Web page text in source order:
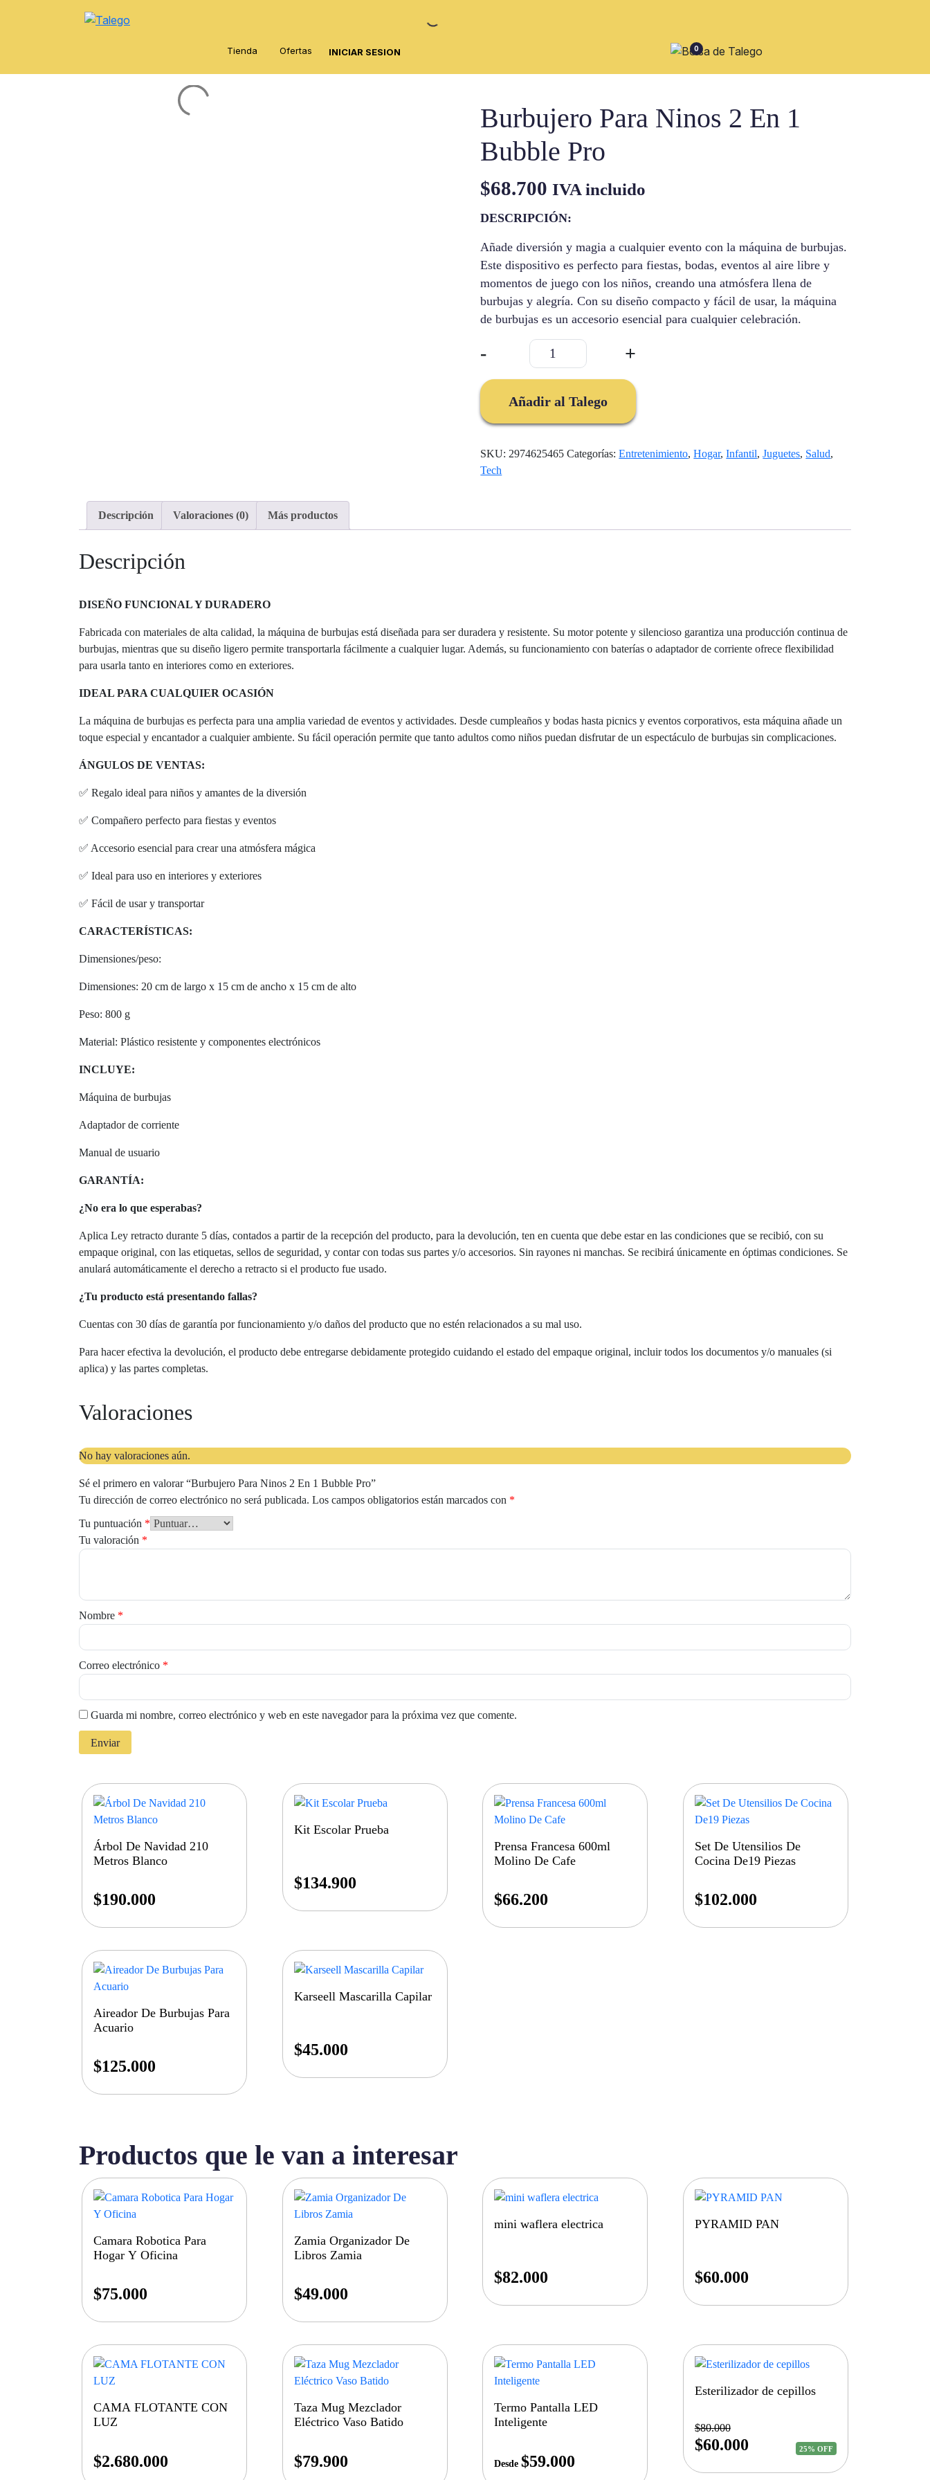
Tienda Ofertas INICIAR SESION 0
Burbujero Para Ninos 2 En 1
Bubble Pro
$68.700 IVA incluido
DESCRIPCIÓN:
Añade diversión y magia a cualquier evento con la máquina de burbujas.
Este dispositivo es perfecto para fiestas, bodas, eventos al aire libre y
momentos de juego con los niños, creando una atmósfera llena de
burbujas y alegría. Con su diseño compacto y fácil de usar, la máquina
de burbujas es un accesorio esencial para cualquier celebración.
-
Burbujero
Ninos
2
1
+
Añadir al Talego
SKU: 2974625465 Categorías:Entretenimiento,Hogar,Infantil,Juguetes, Salud,
Tech
Descripción Valoraciones (0) Más productos
Descripción
DISEÑO FUNCIONAL Y DURADERO
Fabricada con materiales de alta calidad, la máquina de burbujas está diseñada para ser duradera y resistente. Su motor potente y silencioso garantiza una producción continua de
burbujas, mientras que su diseño ligero permite transportarla fácilmente a cualquier lugar. Además, su funcionamiento con baterías o adaptador de corriente ofrece flexibilidad
para usarla tanto en interiores como en exteriores.
IDEAL PARA CUALQUIER OCASIÓN
La máquina de burbujas es perfecta para una amplia variedad de eventos y actividades. Desde cumpleaños y bodas hasta picnics y eventos corporativos, esta máquina añade un
toque especial y encantador a cualquier ambiente. Su fácil operación permite que tanto adultos como niños puedan disfrutar de un espectáculo de burbujas sin complicaciones.
ÁNGULOS DE VENTAS:
✅ Regalo ideal para niños y amantes de la diversión
✅ Compañero perfecto para fiestas y eventos
✅ Accesorio esencial para crear una atmósfera mágica
✅ Ideal para uso en interiores y exteriores
✅ Fácil de usar y transportar
CARACTERÍSTICAS:
Dimensiones/peso:
Dimensiones: 20 cm de largo x 15 cm de ancho x 15 cm de alto
Peso: 800 g
Material: Plástico resistente y componentes electrónicos
INCLUYE:
Máquina de burbujas
Adaptador de corriente
Manual de usuario
GARANTÍA:
¿No era lo que esperabas?
Aplica Ley retracto durante 5 días, contados a partir de la recepción del producto, para la devolución, ten en cuenta que debe estar en las condiciones que se recibió, con su
empaque original, con las etiquetas, sellos de seguridad, y contar con todas sus partes y/o accesorios. Sin rayones ni manchas. Se recibirá únicamente en óptimas condiciones. Se
anulará automáticamente el derecho a retracto si el producto fue usado.
¿Tu producto está presentando fallas?
Cuentas con 30 días de garantía por funcionamiento y/o daños del producto que no estén relacionados a su mal uso.
Para hacer efectiva la devolución, el producto debe entregarse debidamente protegido cuidando el estado del empaque original, incluir todos los documentos y/o manuales (si
aplica) y las partes completas.
Valoraciones
No hay valoraciones aún.
Sé el primero en valorar “Burbujero Para Ninos 2 En 1 Bubble Pro”
Tu dirección de correo electrónico no será publicada. Los campos obligatorios están marcados con *
Tu puntuación *
Tu valoración *
Nombre *
Correo electrónico *
Guarda mi nombre, correo electrónico y web en este navegador para la próxima vez que comente.
Árbol De Navidad 210
Metros Blanco
$190.000
Kit Escolar Prueba
$134.900
Prensa Francesa 600ml
Molino De Cafe
$66.200
Set De Utensilios De
Cocina De19 Piezas
$102.000
Aireador De Burbujas Para
Acuario
$125.000
Karseell Mascarilla Capilar
$45.000
Productos que le van a interesar
Camara Robotica Para
Hogar Y Oficina
$75.000
Zamia Organizador De
Libros Zamia
$49.000
mini waflera electrica
$82.000
PYRAMID PAN
$60.000
CAMA FLOTANTE CON
LUZ
$2.680.000
Taza Mug Mezclador
Eléctrico Vaso Batido
$79.900
Termo Pantalla LED
Inteligente
Desde$59.000
Esterilizador de cepillos
$80.000
$60.000 25% OFF